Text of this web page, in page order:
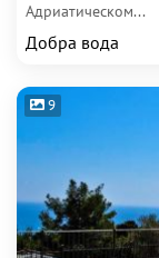
Адриатическом...
Добра вода
9